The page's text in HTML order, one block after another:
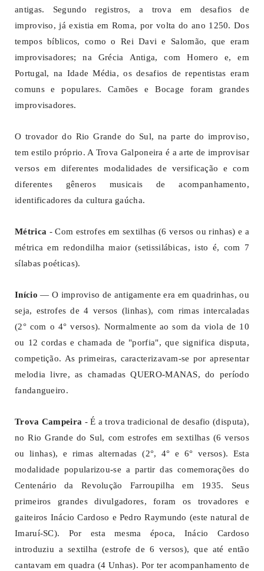
antigas. Segundo registros, a trova em desafios de
improviso, já existia em Roma, por volta do ano 1250. Dos
tempos bíblicos, como o Rei Davi e Salomão, que eram
improvisadores; na Grécia Antiga, com Homero e, em
Portugal, na Idade Média, os desafios de repentistas eram
comuns e populares. Camões e Bocage foram grandes
improvisadores.
O trovador do Rio Grande do Sul, na parte do improviso,
tem estilo próprio. A Trova Galponeira é a arte de improvisar
versos em diferentes modalidades de versificação e com
diferentes gêneros musicais de acompanhamento,
identificadores da cultura gaúcha.
Métrica - Com estrofes em sextilhas (6 versos ou rinhas) e a
métrica em redondilha maior (setissilábicas, isto é, com 7
sílabas poéticas).
Início — O improviso de antigamente era em quadrinhas, ou
seja, estrofes de 4 versos (linhas), com rimas intercaladas
(2° com o 4° versos). Normalmente ao som da viola de 10
ou 12 cordas e chamada de "porfia", que significa disputa,
competição. As primeiras, caracterizavam-se por apresentar
melodia livre, as chamadas QUERO-MANAS, do período
fandangueiro.
Trova Campeira - É a trova tradicional de desafio (disputa),
no Rio Grande do Sul, com estrofes em sextilhas (6 versos
ou linhas), e rimas alternadas (2°, 4° e 6° versos). Esta
modalidade popularizou-se a partir das comemorações do
Centenário da Revolução Farroupilha em 1935. Seus
primeiros grandes divulgadores, foram os trovadores e
gaiteiros Inácio Cardoso e Pedro Raymundo (este natural de
Imaruí-SC). Por esta mesma época, Inácio Cardoso
introduziu a sextilha (estrofe de 6 versos), que até então
cantavam em quadra (4 Unhas). Por ter acompanhamento de